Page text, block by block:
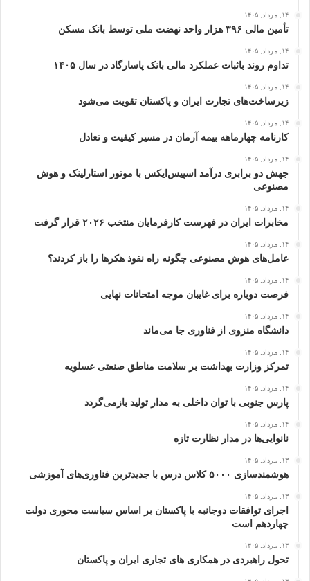
۱۴, مرداد, ۱۴۰۵
تأمین مالی ۳۹۶ هزار واحد نهضت ملی توسط بانک مسکن
۱۴, مرداد, ۱۴۰۵
تداوم روند باثبات عملکرد مالی بانک پاسارگاد در سال ۱۴۰۵
۱۴, مرداد, ۱۴۰۵
زیرساخت‌های تجارت ایران و پاکستان تقویت می‌شود
۱۴, مرداد, ۱۴۰۵
کارنامه چهارماهه بیمه آرمان در مسیر کیفیت و تعادل
۱۴, مرداد, ۱۴۰۵
جهش دو برابری درآمد اسپیس‌ایکس با موتور استارلینک و هوش
مصنوعی
۱۴, مرداد, ۱۴۰۵
مخابرات ایران در فهرست کارفرمایان منتخب ۲۰۲۶ قرار گرفت
۱۴, مرداد, ۱۴۰۵
عامل‌های هوش مصنوعی چگونه راه نفوذ هکرها را باز کردند؟
۱۴, مرداد, ۱۴۰۵
فرصت دوباره برای غایبان موجه امتحانات نهایی
۱۴, مرداد, ۱۴۰۵
دانشگاه منزوی از فناوری جا می‌ماند
۱۴, مرداد, ۱۴۰۵
تمرکز وزارت بهداشت بر سلامت مناطق صنعتی عسلویه
۱۴, مرداد, ۱۴۰۵
پارس جنوبی با توان داخلی به مدار تولید بازمی‌گردد
۱۴, مرداد, ۱۴۰۵
نانوایی‌ها در مدار نظارت تازه
۱۳, مرداد, ۱۴۰۵
هوشمندسازی ۵۰۰۰ کلاس درس با جدیدترین فناوری‌های آموزشی
۱۳, مرداد, ۱۴۰۵
اجرای توافقات دوجانبه با پاکستان بر اساس سیاست محوری دولت
چهاردهم است
۱۳, مرداد, ۱۴۰۵
تحول راهبردی در همکاری های تجاری ایران و پاکستان